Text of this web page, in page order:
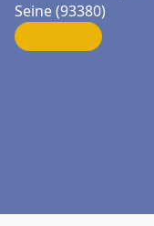
Seine (93380)